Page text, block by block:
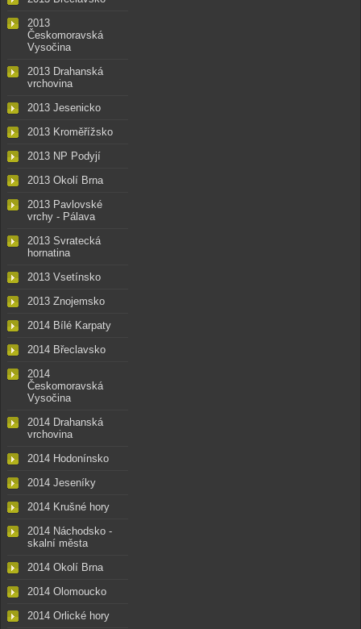
2013
Českomoravská
Vysočina
2013 Drahanská
vrchovina
2013 Jesenicko
2013 Kroměřížsko
2013 NP Podyjí
2013 Okolí Brna
2013 Pavlovské
vrchy - Pálava
2013 Svratecká
hornatina
2013 Vsetínsko
2013 Znojemsko
2014 Bílé Karpaty
2014 Břeclavsko
2014
Českomoravská
Vysočina
2014 Drahanská
vrchovina
2014 Hodonínsko
2014 Jeseníky
2014 Krušné hory
2014 Náchodsko -
skalní města
2014 Okolí Brna
2014 Olomoucko
2014 Orlické hory